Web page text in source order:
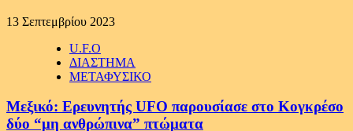
13 Σεπτεμβρίου 2023
U.F.O
ΔΙΑΣΤΗΜΑ
ΜΕΤΑΦΥΣΙΚΟ
Μεξικό: Ερευνητής UFO παρουσίασε στο Κογκρέσο
δύο “μη ανθρώπινα” πτώματα